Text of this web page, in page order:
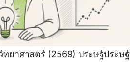
ทยาศาสตร์ (2569) ประษฐ์ประษฐ์